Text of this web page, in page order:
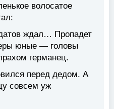
волосатое
ждал… Пропадет
юные — головы
германец.
перед дедом. А
совсем уж